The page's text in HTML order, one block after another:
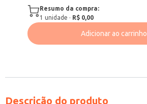
Resumo da compra:
1 unidade · R$ 0,00
Adicionar ao carrinho
Descrição do produto